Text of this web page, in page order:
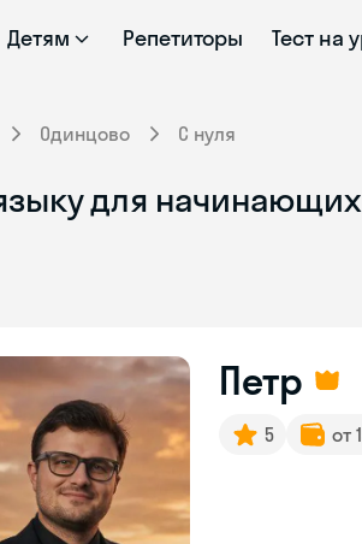
Детям Репетиторы Тест на
Одинцово С нуля
для
Петр
5 от